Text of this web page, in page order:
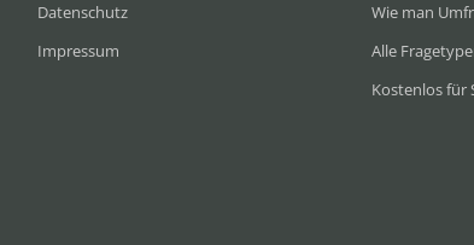
Datenschutz
Impressum
Wie man
Alle
Kostenlos für